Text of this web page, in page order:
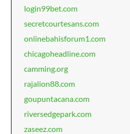
login99bet.com
secretcourtesans.com
onlinebahisforum1.com
chicagoheadline.com
camming.org
rajalion88.com
goupuntacana.com
riversedgepark.com
zaseez.com